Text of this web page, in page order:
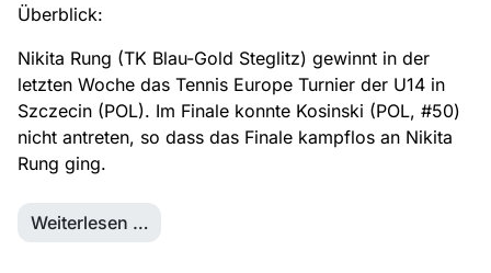
Überblick:
Nikita Rung (TK Blau-Gold Steglitz) gewinnt in der
letzten Woche das Tennis Europe Turnier der U14 in
Szczecin (POL). Im Finale konnte Kosinski (POL, #50)
nicht antreten, so dass das Finale kampflos an Nikita
Rung ging.
Weiterlesen …